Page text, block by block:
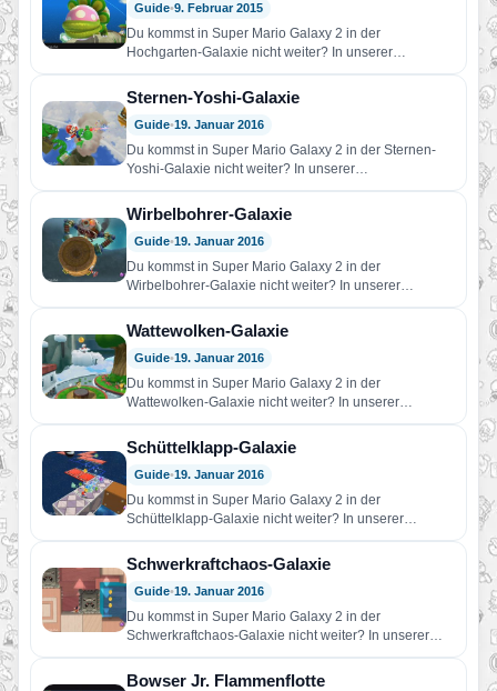
Guide•9. Februar 2015
Du kommst in Super Mario Galaxy 2 in der
Hochgarten-Galaxie nicht weiter? In unserer
Komplettlösungen findest du Hilfe!…
Sternen-Yoshi-Galaxie
Guide•19. Januar 2016
Du kommst in Super Mario Galaxy 2 in der Sternen-
Yoshi-Galaxie nicht weiter? In unserer
Komplettlösungen findest du Hilfe!…
Wirbelbohrer-Galaxie
Guide•19. Januar 2016
Du kommst in Super Mario Galaxy 2 in der
Wirbelbohrer-Galaxie nicht weiter? In unserer
Komplettlösungen findest du Hilfe!…
Wattewolken-Galaxie
Guide•19. Januar 2016
Du kommst in Super Mario Galaxy 2 in der
Wattewolken-Galaxie nicht weiter? In unserer
Komplettlösungen findest du Hilfe!…
Schüttelklapp-Galaxie
Guide•19. Januar 2016
Du kommst in Super Mario Galaxy 2 in der
Schüttelklapp-Galaxie nicht weiter? In unserer
Komplettlösungen findest du Hilfe!…
Schwerkraftchaos-Galaxie
Guide•19. Januar 2016
Du kommst in Super Mario Galaxy 2 in der
Schwerkraftchaos-Galaxie nicht weiter? In unserer
Komplettlösungen findest du Hilfe!…
Bowser Jr. Flammenflotte